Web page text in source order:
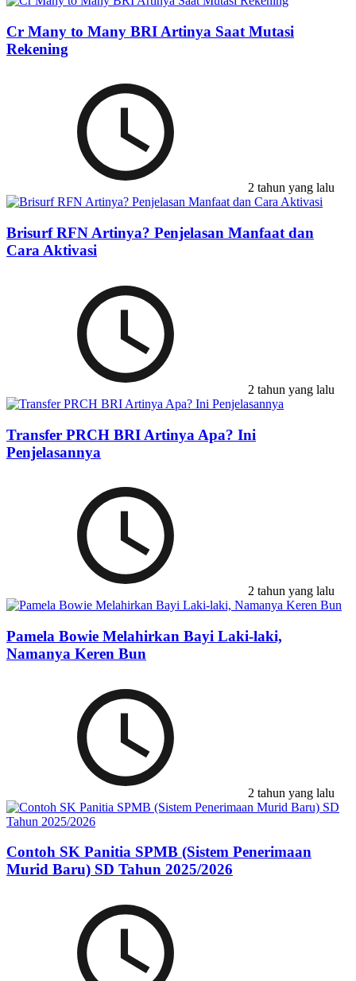
Cr Many to Many BRI Artinya Saat Mutasi
Rekening
2 tahun yang lalu
Brisurf RFN Artinya? Penjelasan Manfaat dan
Cara Aktivasi
2 tahun yang lalu
Transfer PRCH BRI Artinya Apa? Ini
Penjelasannya
2 tahun yang lalu
Pamela Bowie Melahirkan Bayi Laki-laki,
Namanya Keren Bun
2 tahun yang lalu
Contoh SK Panitia SPMB (Sistem Penerimaan
Murid Baru) SD Tahun 2025/2026